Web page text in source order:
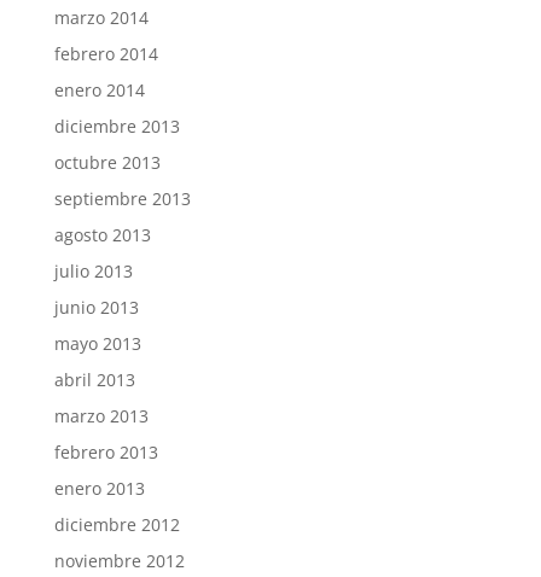
marzo 2014
febrero 2014
enero 2014
diciembre 2013
octubre 2013
septiembre 2013
agosto 2013
julio 2013
junio 2013
mayo 2013
abril 2013
marzo 2013
febrero 2013
enero 2013
diciembre 2012
noviembre 2012